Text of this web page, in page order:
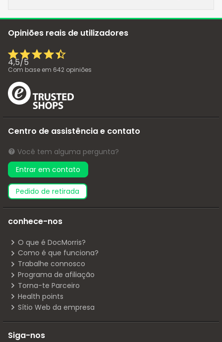
Opiniões reais de utilizadores
4,5/5
Com base em 642 opiniões
Centro de assistência e contato
Você tem alguma pergunta?
Entrar em contato
pedido de retirada
conhece-nos
O que é DocMorris?
Como é que funciona?
Trabalhe connosco
Programa de afiliação
Torna-te Parceiro
Health points
Sítio Web da empresa
Siga-nos